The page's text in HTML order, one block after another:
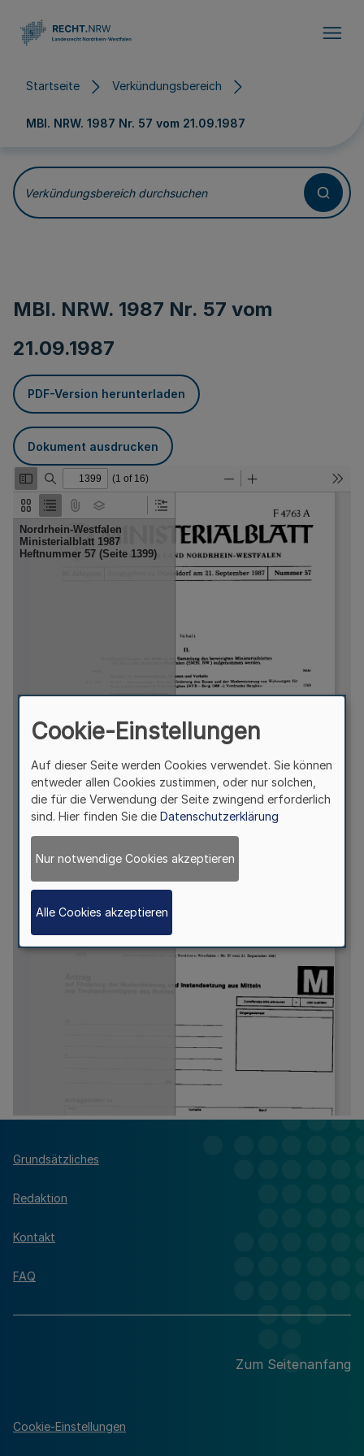
Startseite Verkündungsbereich
MBl. NRW. 1987 Nr. 57 vom 21.09.1987
Verkündungsbereich durchsuchen
MBl. NRW. 1987 Nr. 57 vom
21.09.1987
PDF-Version herunterladen
Dokument ausdrucken
Grundsätzliches
Redaktion
Kontakt
FAQ
Zum Seitenanfang
Cookie-Einstellungen
Cookie-Einstellungen
Auf dieser Seite werden Cookies verwendet. Sie können
entweder allen Cookies zustimmen, oder nur solchen,
die für die Verwendung der Seite zwingend erforderlich
sind. Hier finden Sie die Datenschutzerklärung
Nur notwendige Cookies akzeptieren
Alle Cookies akzeptieren